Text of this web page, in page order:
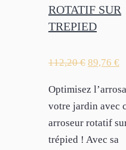
ROTATIF SUR
TREPIED
112,20€ 89,76 €
Optimisez
votre jardin avec
arroseur rotatif
trépied ! Avec sa